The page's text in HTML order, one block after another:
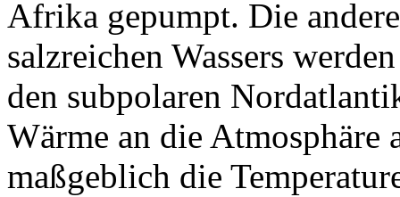
Afrika gepumpt. Die
salzreichen Wassers
den subpolaren
Wärme an die Atmosphäre
maßgeblich die